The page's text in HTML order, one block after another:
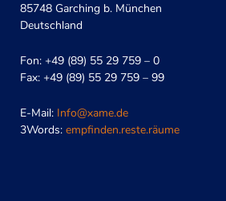
85748 Garching b. München
Deutschland
Fon: +49 (89) 55 29 759 – 0
Fax: +49 (89) 55 29 759 – 99
E-Mail: Info@xame.de
3Words: empfinden.reste.räume